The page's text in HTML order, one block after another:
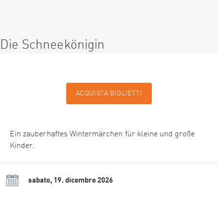
Die Schneekönigin
ACQUISTA BIGLIETTI
Ein zauberhaftes Wintermärchen für kleine und große
Kinder.
sabato, 19. dicembre 2026